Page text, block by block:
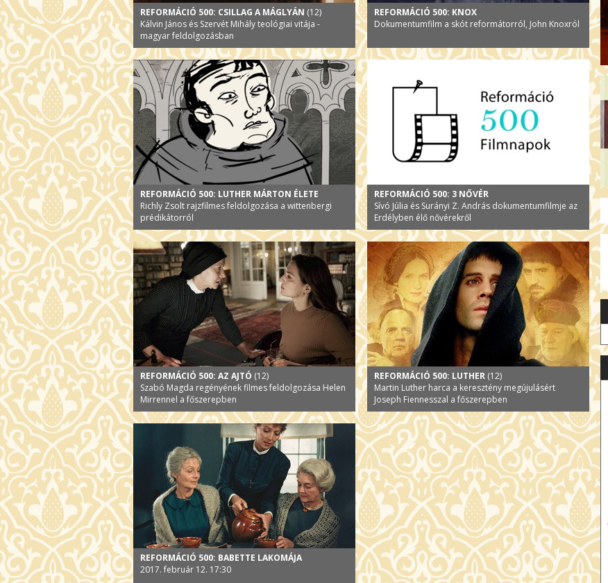
REFORMÁCIÓ 500: CSILLAG A MÁGLYÁN (12)
Kálvin János és Szervét Mihály teológiai vitája -
magyar feldolgozásban
REFORMÁCIÓ 500: KNOX
Dokumentumfilm a skót reformátorról, John Knoxról
REFORMÁCIÓ 500: LUTHER MÁRTON ÉLETE
Richly Zsolt rajzfilmes feldolgozása a wittenbergi
prédikátorról
REFORMÁCIÓ 500: 3 NŐVÉR
Sívó Júlia és Surányi Z. András dokumentumfilmje az
Erdélyben élő nővérekről
REFORMÁCIÓ 500: AZ AJTÓ (12)
Szabó Magda regényének filmes feldolgozása Helen
Mirrennel a főszerepben
REFORMÁCIÓ 500: LUTHER (12)
Martin Luther harca a keresztény megújulásért
Joseph Fiennesszal a főszerepben
REFORMÁCIÓ 500: BABETTE LAKOMÁJA
2017. február 12. 17:30